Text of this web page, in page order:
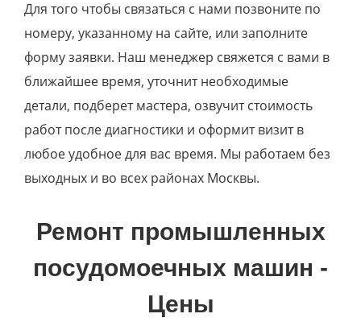
Для того чтобы связаться с нами позвоните по
номеру, указанному на сайте, или заполните
форму заявки. Наш менеджер свяжется с вами в
ближайшее время, уточнит необходимые
детали, подберет мастера, озвучит стоимость
работ после диагностики и оформит визит в
любое удобное для вас время. Мы работаем без
выходных и во всех районах Москвы.
Ремонт промышленных
посудомоечных машин -
Цены